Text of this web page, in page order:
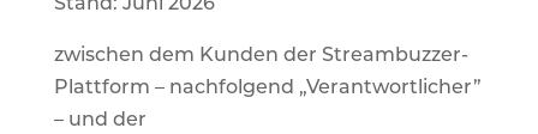
zwischen dem Kunden der Streambuzzer-
Plattform – nachfolgend „Verantwortlicher”
– und der